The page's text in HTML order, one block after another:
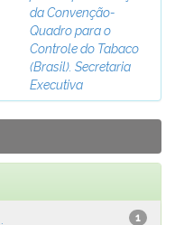
da Convenção-
Quadro para o
Controle do Tabaco
(Brasil). Secretaria
Executiva
1